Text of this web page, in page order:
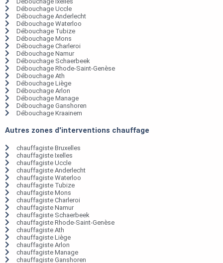
Débouchage Uccle
Débouchage Anderlecht
Débouchage Waterloo
Débouchage Tubize
Débouchage Mons
Débouchage Charleroi
Débouchage Namur
Débouchage Schaerbeek
Débouchage Rhode-Saint-Genèse
Débouchage Ath
Débouchage Liège
Débouchage Arlon
Débouchage Manage
Débouchage Ganshoren
Débouchage Kraainem
Autres zones d'interventions chauffage
chauffagiste Bruxelles
chauffagiste Ixelles
chauffagiste Uccle
chauffagiste Anderlecht
chauffagiste Waterloo
chauffagiste Tubize
chauffagiste Mons
chauffagiste Charleroi
chauffagiste Namur
chauffagiste Schaerbeek
chauffagiste Rhode-Saint-Genèse
chauffagiste Ath
chauffagiste Liège
chauffagiste Arlon
chauffagiste Manage
chauffagiste Ganshoren